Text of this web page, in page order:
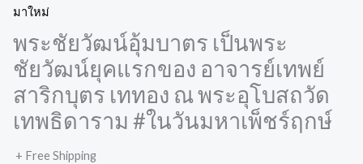
มาใหม่
พระชัยวัฒน์อุ้มบาตร เป็นพระ
ชัยวัฒน์ยุคแรกของ อาจารย์เทพย์
สาริกบุตร เททอง ณ พระอุโบสถวัด
เทพธิดาราม #ในวันมหาเพ็ชร์ฤกษ์
+ Free Shipping